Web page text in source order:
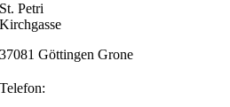
St. Petri
Kirchgasse
37081 Göttingen Grone
Telefon: